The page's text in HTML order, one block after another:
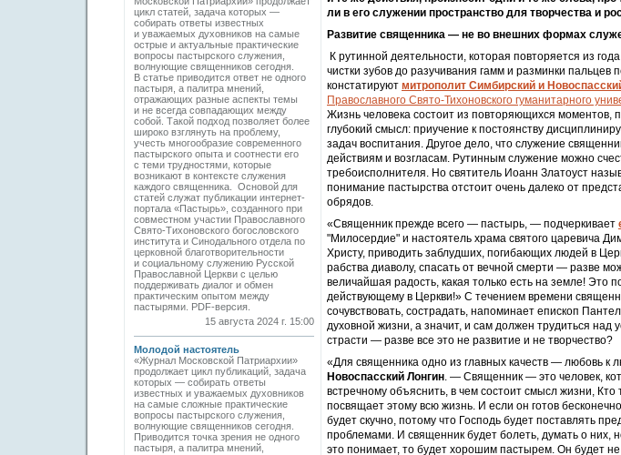
цикл статей, задача которых —
собирать ответы известных
и уважаемых духовников на самые
острые и актуальные практические
вопросы пастырского служения,
волнующие священников сегодня.
В статье приводится ответ не одного
пастыря, а палитра мнений,
отражающих разные аспекты темы
и не всегда совпадающих между
собой. Такой подход позволяет более
широко взглянуть на проблему,
учесть многообразие современного
пастырского опыта и соотнести его
с теми трудностями, которые
возникают в контексте служения
каждого священника. Основой для
статей служат публикации интернет-
портала «Пастырь», созданного при
совместном участии Православного
Свято-Тихоновского богословского
института и Синодального отдела по
церковной благотворительности
и социальному служению Русской
Православной Церкви с целью
поддерживать диалог и обмен
практическим опытом между
пастырями. PDF-версия.
15 августа 2024 г. 15:00
Молодой настоятель
«Журнал Московской Патриархии»
продолжает цикл публикаций, задача
которых — собирать ­ответы
известных и уважаемых духовников
на самые сложные практические
вопросы пастырского служения,
волнующие священников сегодня.
Приводится точка зрения не одного
пастыря, а палитра мнений,
ли в его служении пространство для творчества и
Развитие священника — не во внешних формах
К рутинной деятельности, которая повторяется из
чистки зубов до разучивания гамм и разминки
констатируют митрополит Симбирский и
Православного Свято-Тихоновского гуманитарного
Жизнь человека состоит из повторяющихся моментов,
глубокий смысл: приучение к постоянству
задач воспитания. Другое дело, что служение
действиям и возгласам. Рутинным служение можно
требо­исполнителя. Но святитель Иоанн Златоуст
понимание пастырства отстоит очень далеко от
обрядов.
«Священник прежде всего — пастырь, — подчеркивает
"Милосердие" и настоятель храма святого царевича
Христу, приводить заблудших, погибающих людей в
рабства диаволу, спасать от вечной смерти — разве
величайшая радость, какая только есть на земле! Это
действующему в Церкви!» С течением времени
сочувствовать, сострадать, напоминает епископ
духовной жизни, а значит, и сам должен трудиться
страсти — разве все это не развитие и не творчество?
«Для священника одно из главных качеств — любовь
Новоспасский Лонгин. — Священник — это человек,
встречному объяснить, в чем состоит смысл жизни, Кто
посвящает этому всю жизнь. И если он готов
будет скучно, потому что Господь будет поставлять
проблемами. И священник будет болеть, думать о них,
это понимает, то будет хорошим пастырем. Он будет